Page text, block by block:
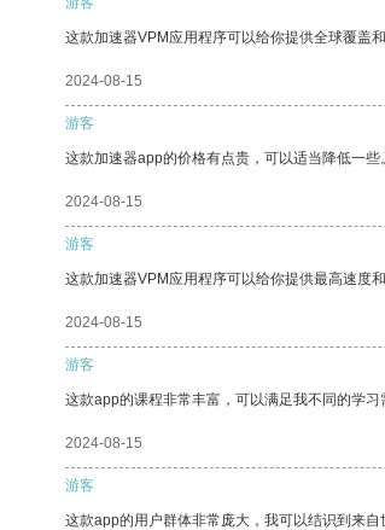
这款加速器VPM应用程序可以给你提供全球覆盖
2024-08-15
游客
这款加速器app的价格有点贵，可以适当降低一
2024-08-15
游客
这款加速器VPM应用程序可以给你提供最高速度
2024-08-15
游客
这款app的课程非常丰富，可以满足我不同的学习
2024-08-15
游客
这款app的用户群体非常庞大，我可以结识到来自